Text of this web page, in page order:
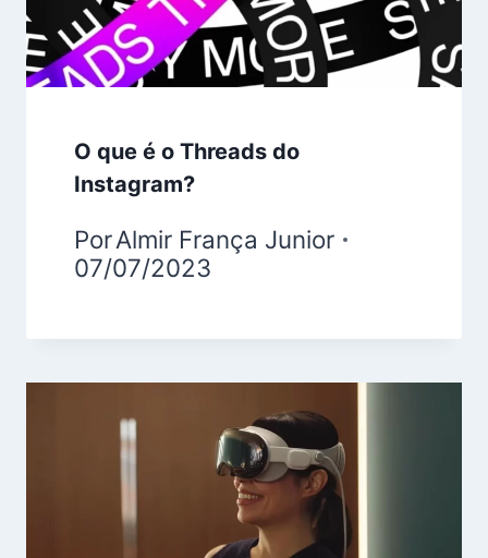
O que é o Threads do
Instagram?
PorAlmir França Junior
07/07/2023